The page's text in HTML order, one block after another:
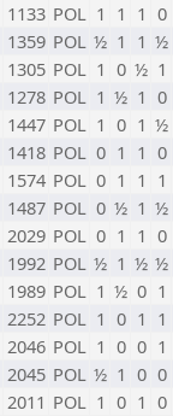
1133 POL 1 1 1 0
1359 POL ½ 1 1 ½
1305 POL 1 0 ½ 1
1278 POL 1 ½ 1 0
1447 POL 1 0 1 ½
1418 POL 0 1 1 0
1574 POL 0 1 1 1
1487 POL 0 ½ 1 ½
2029 POL 0 1 1 0
1992 POL ½ 1 ½ ½
1989 POL 1 ½ 0 1
2252 POL 1 0 1 1
2046 POL 1 0 0 1
2045 POL ½ 1 0 0
2011 POL 1 0 1 0